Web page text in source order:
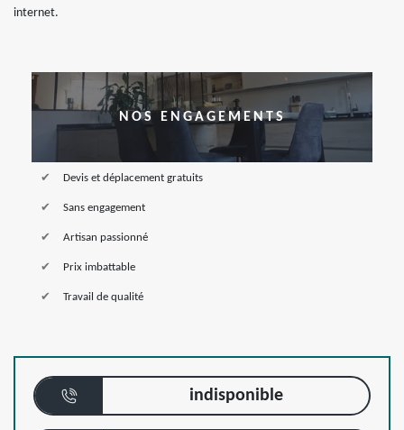
internet.
NOS ENGAGEMENTS
Devis et déplacement gratuits
Sans engagement
Artisan passionné
Prix imbattable
Travail de qualité
indisponible